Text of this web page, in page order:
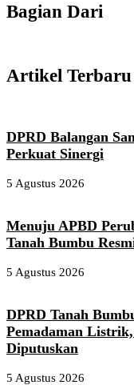
Bagian Dari
Artikel Terbaru
DPRD Balangan
Perkuat Sinergi
5 Agustus 2026
Menuju APBD
Tanah Bumbu
5 Agustus 2026
DPRD Tanah
Pemadaman
Diputuskan
5 Agustus 2026